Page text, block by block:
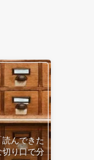
読んできた
切り口で分